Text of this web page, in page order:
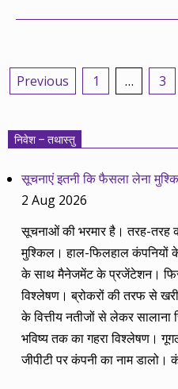
Posts
Previous 1 … 3
निवेश – तथास्तु
सूचनाएं इतनी कि फैसला लेना
2 Aug 2026
सूचनाओं की भरमार है। तरह-तरह
मुश्किल। हाल-फिलहाल कंपनियों
के साथ मैनेजमेंट के प्रजेंटेशन। फिर
विश्लेषण। ब्रोकरों की तरफ से
के वित्तीय नतीजों से लेकर
भविष्य तक का गहरा विश्लेषण।
जीपीटी पर कंपनी का नाम डालो।